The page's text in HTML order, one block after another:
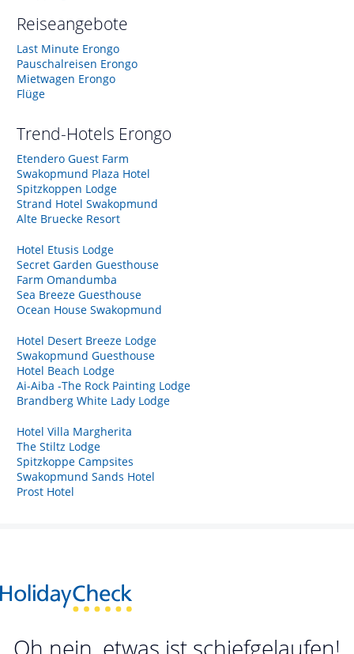
Reiseangebote
Last Minute Erongo
Pauschalreisen Erongo
Mietwagen Erongo
Flüge
Trend-Hotels Erongo
Etendero Guest Farm
Swakopmund Plaza Hotel
Spitzkoppen Lodge
Strand Hotel Swakopmund
Alte Bruecke Resort
Hotel Etusis Lodge
Secret Garden Guesthouse
Farm Omandumba
Sea Breeze Guesthouse
Ocean House Swakopmund
Hotel Desert Breeze Lodge
Swakopmund Guesthouse
Hotel Beach Lodge
Ai-Aiba -The Rock Painting Lodge
Brandberg White Lady Lodge
Hotel Villa Margherita
The Stiltz Lodge
Spitzkoppe Campsites
Swakopmund Sands Hotel
Prost Hotel
Oh nein, etwas ist schiefgelaufen!